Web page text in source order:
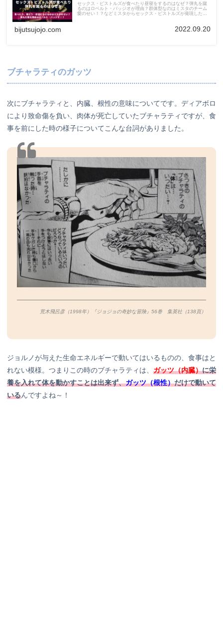
セックス・ピストルズが食べたり昼寝をするのはなぜ？弾丸を蹴
るのはロベルト・バッジオが理由？群体型なのはミスタのチーム
愛のせい！？などミスタからセックス・ピストルズが発現した理
bijutsujojo.com 2022.09.20
ブチャラティのガッツ
次にブチャラティと、内臓、根性の意味についてです。ディアボロ
により致命傷を負い、肉体が死亡していたブチャラティですが、食
事を前にした時の様子についてこんな台詞がありました。
荒木飛呂彦（1998年）『ジョジョの奇妙な冒険』56巻 集英社（138頁）
ジョルノが与えた生命エネルギーで動いてはいるものの、食事はと
れない模様。つまりこの時のブチャラティは、 ガッツ（内臓）に栄
養を入れて体を動かすことは出来ず、ガッツ（根性）だけで動いて
いるんですよね～！